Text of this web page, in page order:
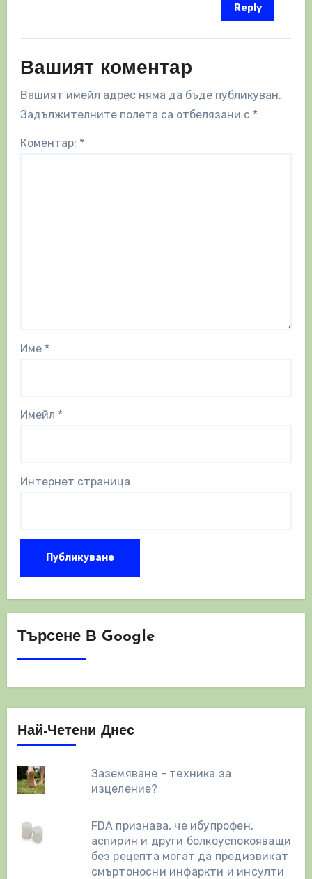
Reply
Вашият коментар
Вашият имейл адрес няма да бъде публикуван.
Задължителните полета са отбелязани с *
Коментар: *
Име *
Имейл *
Интернет страница
Търсене В Google
Най-Четени Днес
Заземяване - техника за
изцеление?
FDA признава, че ибупрофен,
аспирин и други болкоуспокояващи
без рецепта могат да предизвикат
смъртоносни инфаркти и инсулти